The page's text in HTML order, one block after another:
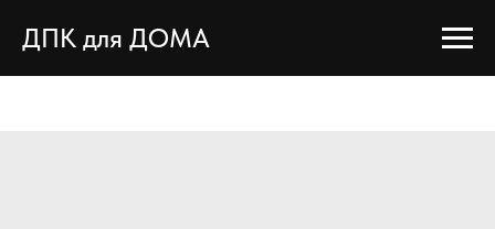
ДПК для ДОМА